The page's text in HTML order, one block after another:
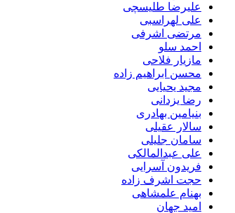
علیرضا طلیسچی
علی لهراسبی
مرتضی اشرفی
احمد سلو
مازیار فلاحی
محسن ابراهیم زاده
مجید یحیایی
رضا یزدانی
بنیامین بهادری
سالار عقیلی
سامان جلیلی
علی عبدالمالکی
فریدون آسرایی
حجت اشرف زاده
بهنام علمشاهی
امید جهان